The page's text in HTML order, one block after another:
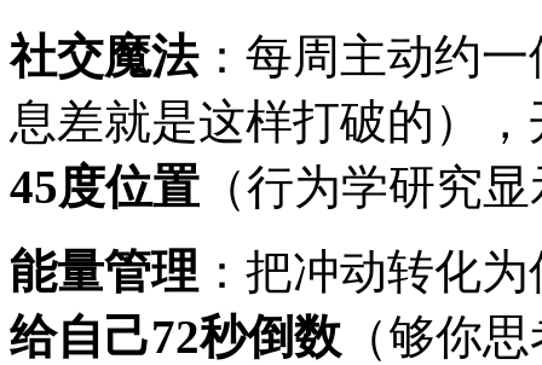
社交魔法：每周主动约
息差就是这样打破的），
45度位置 （行为学研究
能量管理 ：把冲动转化
给自己72秒倒数 （够你